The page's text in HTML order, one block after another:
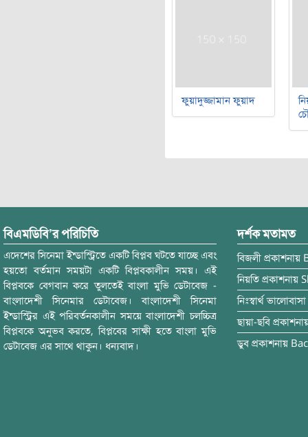
ফুয়াদুজ্জামান ফুয়াদ
বিএমডিবি’র পরিচিতি
এদেশের সিনেমা ইন্ডাস্ট্রিতে একটি বিপ্লব ঘটতে যাচ্ছে এবং
হয়তো বর্তমান সময়টা একটি বিপ্লবকালীন সময়। এই
বিপ্লবকে বেগবান করে তুলতেই বাংলা মুভি ডেটাবেজ -
বাংলাদেশী সিনেমার ডেটাবেজ। বাংলাদেশী সিনেমা
ইন্ডাস্ট্রির এই পরিবর্তনকালীন সময়ে বাংলাদেশী চলচ্চিত্র
বিপ্লবকে অনুভব করতে, বিপ্লবের সাক্ষী হতে বাংলা মুভি
ডেটাবেজ এর সাথে থাকুন। ধন্যবাদ।
দর্শক মতামত
বিজলী প্রকাশনায়
নিয়তি প্রকাশনায়
নিঃস্বার্থ ভালোবাসা
ছায়া-ছবি
ডুব প্রকাশনায়